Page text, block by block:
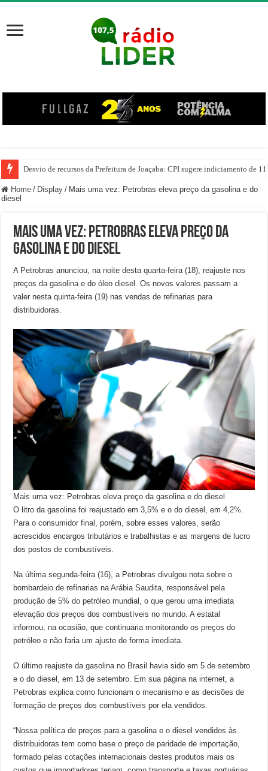
Desvio de recursos da Prefeitura de Joaçaba: CPI sugere indiciamento de 11
PM prende homem por agredir companheira e apreende quase 1 kg de
Home / Display / Mais uma vez: Petrobras eleva preço da gasolina e do
diesel
Mais uma vez: Petrobras eleva preço da
gasolina e do diesel
A Petrobras anunciou, na noite desta quarta-feira (18), reajuste nos
preços da gasolina e do óleo diesel. Os novos valores passam a
valer nesta quinta-feira (19) nas vendas de refinarias para
distribuidoras.
Mais uma vez: Petrobras eleva preço da gasolina e do diesel
O litro da gasolina foi reajustado em 3,5% e o do diesel, em 4,2%.
Para o consumidor final, porém, sobre esses valores, serão
acrescidos encargos tributários e trabalhistas e as margens de lucro
dos postos de combustíveis.
Na última segunda-feira (16), a Petrobras divulgou nota sobre o
bombardeio de refinarias na Arábia Saudita, responsável pela
produção de 5% do petróleo mundial, o que gerou uma imediata
elevação dos preços dos combustíveis no mundo. A estatal
informou, na ocasião, que continuaria monitorando os preços do
petróleo e não faria um ajuste de forma imediata.
O último reajuste da gasolina no Brasil havia sido em 5 de setembro
e o do diesel, em 13 de setembro. Em sua página na internet, a
Petrobras explica como funcionam o mecanismo e as decisões de
formação de preços dos combustíveis por ela vendidos.
“Nossa política de preços para a gasolina e o diesel vendidos às
distribuidoras tem como base o preço de paridade de importação,
formado pelas cotações internacionais destes produtos mais os